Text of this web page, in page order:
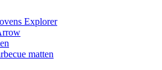
Explorer
matten